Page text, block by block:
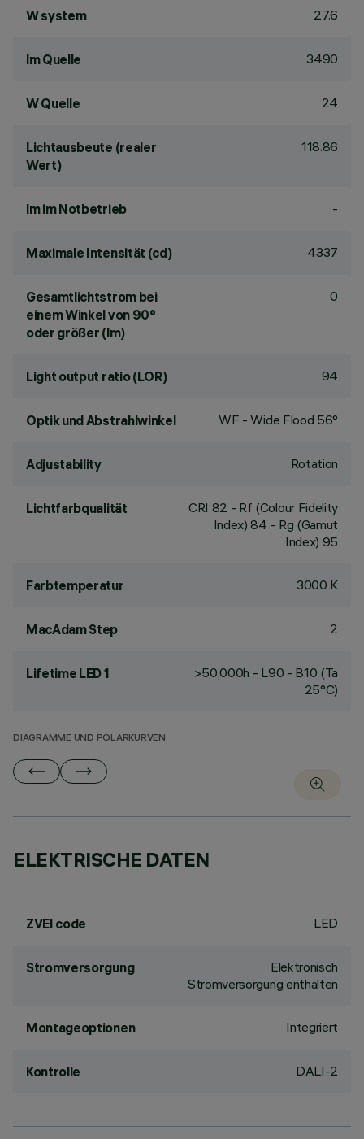
W system 27.6
lm Quelle 3490
W Quelle 24
Lichtausbeute (realer
Wert)
118.86
lm im Notbetrieb -
Maximale Intensität (cd) 4337
Gesamtlichtstrom bei
einem Winkel von 90°
oder größer (lm)
0
Light output ratio (LOR) 94
Optik und Abstrahlwinkel WF - Wide Flood 56°
Adjustability Rotation
Lichtfarbqualität CRI 82 - Rf (Colour Fidelity
Index) 84 - Rg (Gamut
Index) 95
Farbtemperatur 3000 K
MacAdam Step 2
Lifetime LED 1
>50,000h - L90 - B10 (Ta
25°C)
DIAGRAMME UND POLARKURVEN
ELEKTRISCHE DATEN
ZVEI code LED
Stromversorgung
Elektronisch
Stromversorgung enthalten
Montageoptionen Integriert
Kontrolle DALI-2